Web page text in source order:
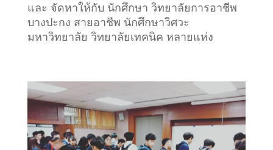
และ จัดหาให้กับ นักศึกษา วิทยาลัยการอาชีพ
บางปะกง สายอาชีพ นักศึกษาวิศวะ
มหาวิทยาลัย วิทยาลัยเทคนิค หลายแห่ง